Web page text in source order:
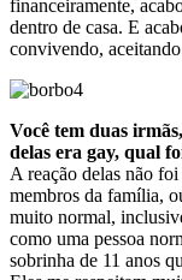
financeiramente,
dentro de casa. E
convivendo,
Você tem duas
delas era gay, qual
A reação delas não
membros da família,
muito normal,
como uma pessoa
sobrinha de 11 anos